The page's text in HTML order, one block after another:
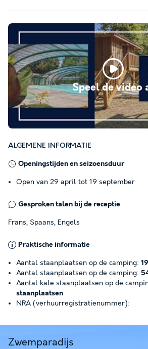
Speel de video
ALGEMENE INFORMATIE
Openingstijden en seizoensduur
Open van 29 april tot 19 september
Gesproken talen bij de receptie
Frans, Spaans, Engels
Praktische informatie
Aantal staanplaatsen op de camping:
Aantal staanplaatsen op de camping:
Aantal kale staanplaatsen op de
staanplaatsen
NRA (verhuurregistratienummer):
Zwemparadijs